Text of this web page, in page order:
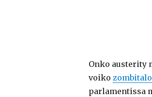
Onko austerity
voiko
parlamentissa